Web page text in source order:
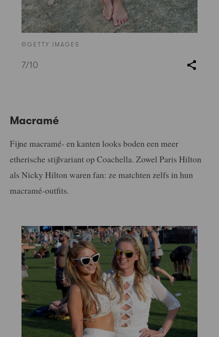
©GETTY IMAGES
7/10
Macramé
Fijne macramé- en kanten looks boden een meer
etherische stijlvariant op Coachella. Zowel Paris Hilton
als Nicky Hilton waren fan: ze matchten zelfs in hun
macramé-outfits.